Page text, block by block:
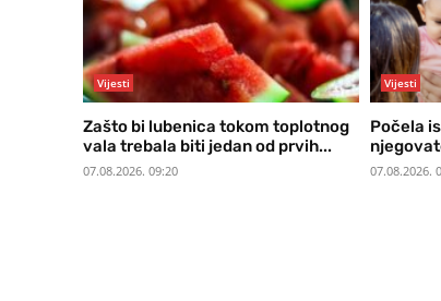
Vijesti
Zašto bi lubenica tokom toplotnog
vala trebala biti jedan od prvih...
07.08.2026. 09:20
Vijesti
Počela
07.08.2026.